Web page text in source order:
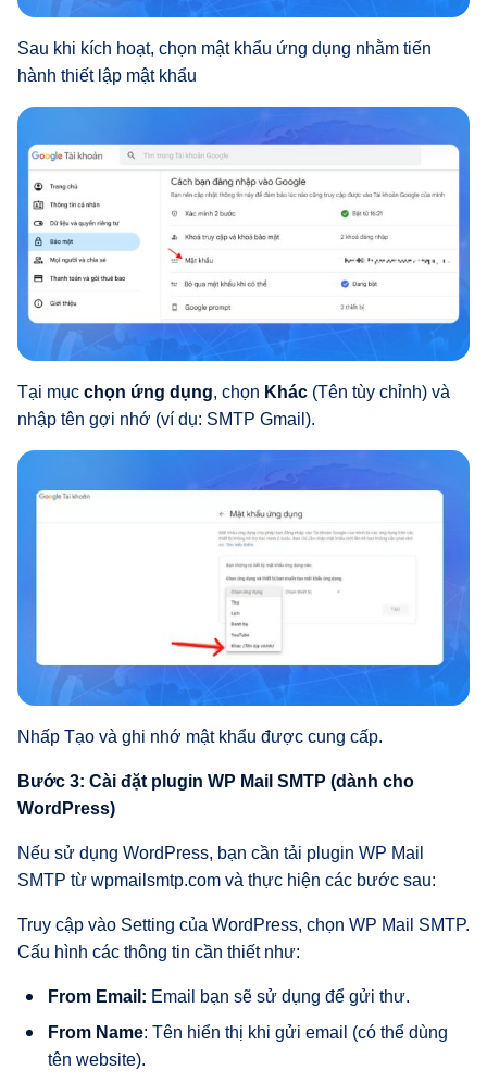
Sau khi kích hoạt, chọn mật khẩu ứng dụng nhằm tiến
hành thiết lập mật khẩu
Tại mục chọn ứng dụng, chọn Khác (Tên tùy chỉnh) và
nhập tên gợi nhớ (ví dụ: SMTP Gmail).
Nhấp Tạo và ghi nhớ mật khẩu được cung cấp.
Bước 3: Cài đặt plugin WP Mail SMTP (dành cho
WordPress)
Nếu sử dụng WordPress, bạn cần tải plugin WP Mail
SMTP từ wpmailsmtp.com và thực hiện các bước sau:
Truy cập vào Setting của WordPress, chọn WP Mail SMTP.
Cấu hình các thông tin cần thiết như:
From Email: Email bạn sẽ sử dụng để gửi thư.
From Name: Tên hiển thị khi gửi email (có thể dùng
tên website).